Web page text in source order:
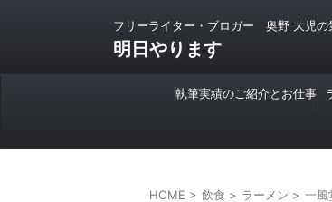
フリーライター・ブロガー 奥野 大児の
明日やります
執筆実績のご紹介とお仕事
HOME > 飲食 > ラーメン > 一風